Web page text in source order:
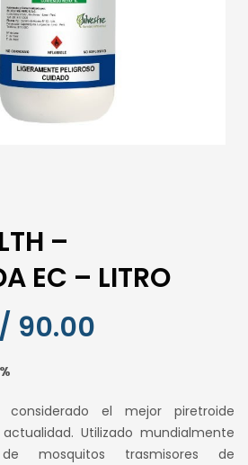
–
EC – LITRO
90.00
es:
S/ 90.00.
considerado el mejor piretroide
Utilizado mundialmente
mosquitos trasmisores de